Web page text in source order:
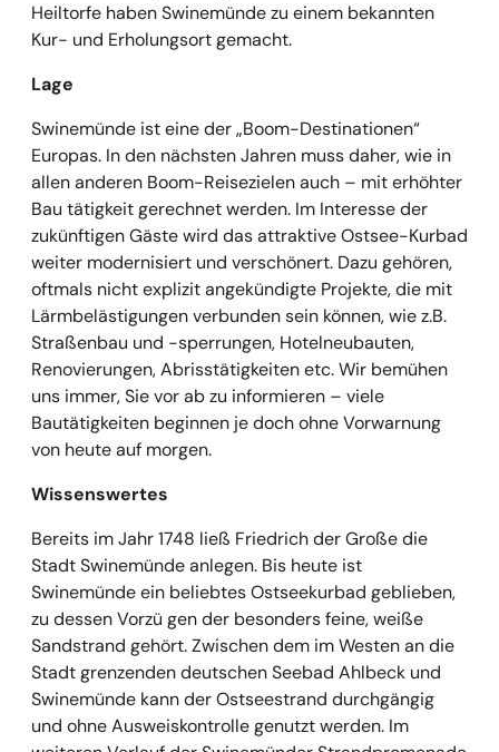
Heiltorfe haben Swinemünde zu einem bekannten
Kur- und Erholungsort gemacht.
Lage
Swinemünde ist eine der „Boom-Destinationen“
Europas. In den nächsten Jahren muss daher, wie in
allen anderen Boom-Reisezielen auch – mit erhöhter
Bau tätigkeit gerechnet werden. Im Interesse der
zukünftigen Gäste wird das attraktive Ostsee-Kurbad
weiter modernisiert und verschönert. Dazu gehören,
oftmals nicht explizit angekündigte Projekte, die mit
Lärmbelästigungen verbunden sein können, wie z.B.
Straßenbau und -sperrungen, Hotelneubauten,
Renovierungen, Abrisstätigkeiten etc. Wir bemühen
uns immer, Sie vor ab zu informieren – viele
Bautätigkeiten beginnen je doch ohne Vorwarnung
von heute auf morgen.
Wissenswertes
Bereits im Jahr 1748 ließ Friedrich der Große die
Stadt Swinemünde anlegen. Bis heute ist
Swinemünde ein beliebtes Ostseekurbad geblieben,
zu dessen Vorzü gen der besonders feine, weiße
Sandstrand gehört. Zwischen dem im Westen an die
Stadt grenzenden deutschen Seebad Ahlbeck und
Swinemünde kann der Ostseestrand durchgängig
und ohne Ausweiskontrolle genutzt werden. Im